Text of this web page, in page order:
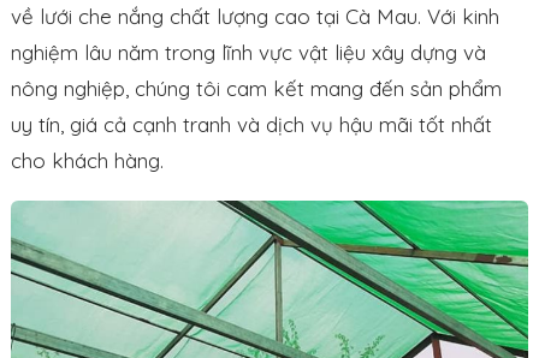
về lưới che nắng chất lượng cao tại Cà Mau. Với kinh
nghiệm lâu năm trong lĩnh vực vật liệu xây dựng và
nông nghiệp, chúng tôi cam kết mang đến sản phẩm
uy tín, giá cả cạnh tranh và dịch vụ hậu mãi tốt nhất
cho khách hàng.